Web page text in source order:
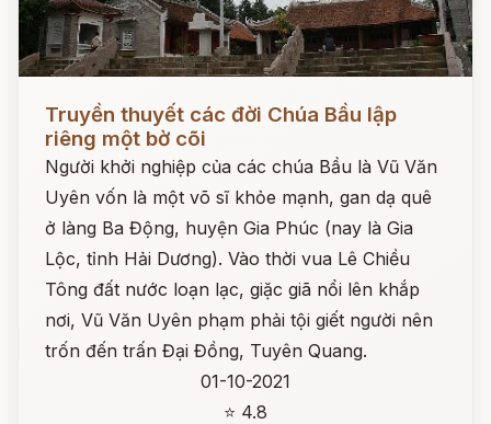
Đọc ngay
Truyền thuyết các đời Chúa Bầu lập
riêng một bờ cõi
Người khởi nghiệp của các chúa Bầu là Vũ Văn
Uyên vốn là một võ sĩ khỏe mạnh, gan dạ quê
ở làng Ba Động, huyện Gia Phúc (nay là Gia
Lộc, tỉnh Hải Dương). Vào thời vua Lê Chiều
Tông đất nước loạn lạc, giặc giã nổi lên khắp
nơi, Vũ Văn Uyên phạm phải tội giết người nên
trốn đến trấn Đại Đồng, Tuyên Quang.
01-10-2021
⭐ 4.8